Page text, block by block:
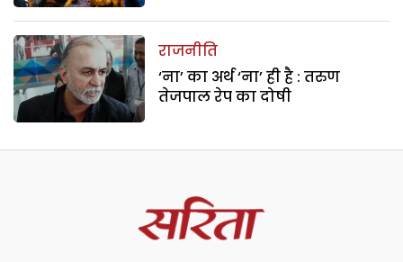
राजनीति
‘ना’ का अर्थ ‘ना’ ही है : तरुण
तेजपाल रेप का दोषी